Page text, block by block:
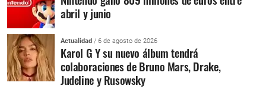
abril y junio
Actualidad / 6 de agosto de 2026
Karol G Y su nuevo álbum tendrá
colaboraciones de Bruno Mars, Drake,
Judeline y Rusowsky